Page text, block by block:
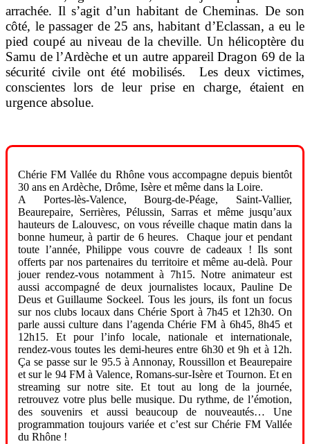
arrachée. Il s’agit d’un habitant de Cheminas. De son
côté, le passager de 25 ans, habitant d’Eclassan, a eu le
pied coupé au niveau de la cheville. Un hélicoptère du
Samu de l’Ardèche et un autre appareil Dragon 69 de la
sécurité civile ont été mobilisés. Les deux victimes,
conscientes lors de leur prise en charge, étaient en
urgence absolue.
Chérie FM Vallée du Rhône vous accompagne depuis bientôt
30 ans en Ardèche, Drôme, Isère et même dans la Loire.
A Portes-lès-Valence, Bourg-de-Péage, Saint-Vallier,
Beaurepaire, Serrières, Pélussin, Sarras et même jusqu’aux
hauteurs de Lalouvesc, on vous réveille chaque matin dans la
bonne humeur, à partir de 6 heures. Chaque jour et pendant
toute l’année, Philippe vous couvre de cadeaux ! Ils sont
offerts par nos partenaires du territoire et même au-delà. Pour
jouer rendez-vous notamment à 7h15. Notre animateur est
aussi accompagné de deux journalistes locaux, Pauline De
Deus et Guillaume Sockeel. Tous les jours, ils font un focus
sur nos clubs locaux dans Chérie Sport à 7h45 et 12h30. On
parle aussi culture dans l’agenda Chérie FM à 6h45, 8h45 et
12h15. Et pour l’info locale, nationale et internationale,
rendez-vous toutes les demi-heures entre 6h30 et 9h et à 12h.
Ça se passe sur le 95.5 à Annonay, Roussillon et Beaurepaire
et sur le 94 FM à Valence, Romans-sur-Isère et Tournon. Et en
streaming sur notre site. Et tout au long de la journée,
retrouvez votre plus belle musique. Du rythme, de l’émotion,
des souvenirs et aussi beaucoup de nouveautés… Une
programmation toujours variée et c’est sur Chérie FM Vallée
du Rhône !